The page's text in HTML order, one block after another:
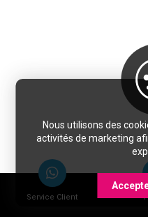
Service Client
Nous utilisons des
activités de marketing